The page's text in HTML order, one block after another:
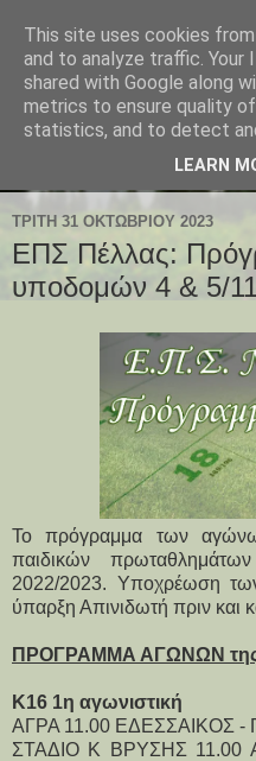
ΤΡΊΤΗ 31 ΟΚΤΩΒΡΊΟΥ 2023
ΕΠΣ Πέλλας:
υποδομών 4 & 5/
Το πρόγραμμα των
παιδικών
2022/2023. Υποχρέωση
ύπαρξη Απινιδωτή πριν και
ΠΡΟΓΡΑΜΜΑ ΑΓΩΝΩΝ της
Κ16 1η αγωνιστική
ΑΓΡΑ 11.00 ΕΔΕΣΣΑΙΚΟΣ -
ΣΤΑΔΙΟ Κ ΒΡΥΣΗΣ
This site uses cookies
and to analyze traffic. Your
shared with Google along
metrics to ensure quality
statistics, and to detect
LEARN